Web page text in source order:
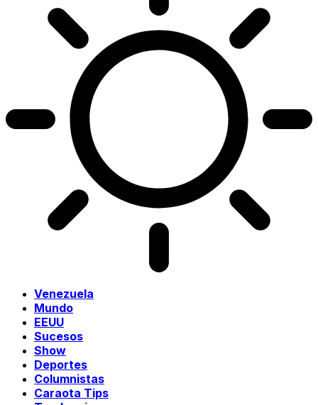
Venezuela
Mundo
EEUU
Sucesos
Show
Deportes
Columnistas
Caraota Tips